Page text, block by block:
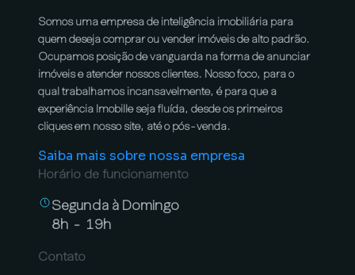
Somos uma empresa de inteligência imobiliária para
quem deseja comprar ou vender imóveis de alto padrão.
Ocupamos posição de vanguarda na forma de anunciar
imóveis e atender nossos clientes. Nosso foco, para o
qual trabalhamos incansavelmente, é para que a
experiência Imobille seja fluída, desde os primeiros
cliques em nosso site, até o pós-venda.
Saiba mais sobre nossa empresa
Horário de funcionamento
Segunda à Domingo
8h - 19h
Contato